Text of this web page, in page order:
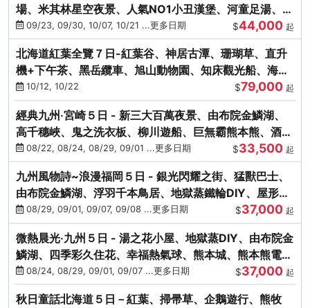
場、米其林星空夜景、人氣NO1小丑漢堡、河童足湯、奇
幻燈遊步道、洞爺花火
09/23, 09/30, 10/07, 10/21 ...更多日期 $44,000 起
北海道紅葉全覽７日-紅葉谷、神居古潭、珊瑚草、直升
機+下午茶、黑岳纜車、旭山動物園、知床觀光船、海膽
涮涮鍋(不進免稅店)
10/12, 10/22 $79,000 起
經典九州‧宮崎５日 - 新三大百萬夜景、由布院金鱗湖、
高千穗峽、鬼之洗衣板、柳川遊船、巨無霸熊本熊、酒造
見學試飲
08/22, 08/24, 08/29, 09/01 ...更多日期 $33,500 起
九州風物詩~浪漫福岡５日 - 銀光閃耀之街、猛獸巴士、
由布院金鱗湖、浮羽千本鳥居、地獄蒸鐵輪DIY、屋形船
晚宴、鸕鶿捕魚
08/29, 09/01, 09/07, 09/08 ...更多日期 $37,000 起
微熱晨光‧九州５日 - 湯之花小屋、地獄蒸DIY、由布院金
鱗湖、四季彩久住花、幸福熱氣球、熊本城、熊本熊電
鐵、螃蟹吃到飽
08/24, 08/29, 09/01, 09/07 ...更多日期 $37,000 起
秋日童話北海道５日－紅葉、掃帚草、企鵝遊行、熊牧